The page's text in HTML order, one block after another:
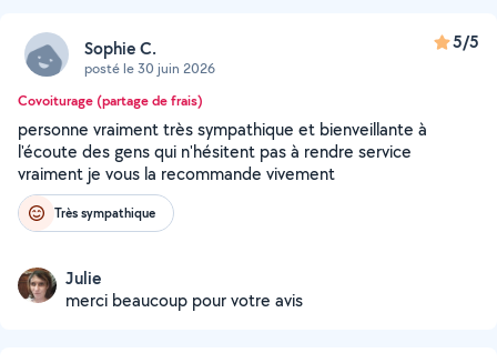
Sophie C.
posté le 30 juin 2026
5/5
Covoiturage (partage de frais)
personne vraiment très sympathique et bienveillante à
l'écoute des gens qui n'hésitent pas à rendre service
vraiment je vous la recommande vivement
Très sympathique
Julie
merci beaucoup pour votre avis